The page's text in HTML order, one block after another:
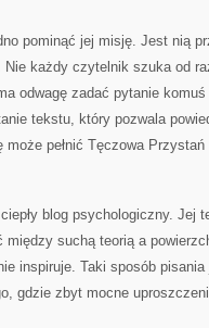
pominąć jej misję. Jest nią
każdy czytelnik szuka od
odwagę zadać pytanie
tekstu, który pozwala
może pełnić Tęczowa
blog psychologiczny. Jej
suchą teorią a
inspiruje. Taki sposób
gdzie zbyt mocne